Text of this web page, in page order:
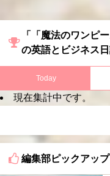
「「魔法のワンピ
の英語とビジネス
Today
現在集計中です。
編集部ピックアップ